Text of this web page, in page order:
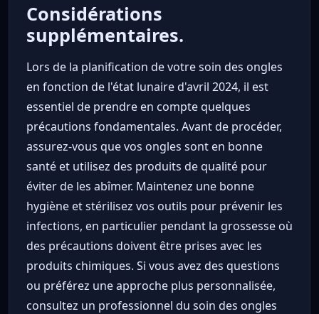
Considérations
supplémentaires.
Lors de la planification de votre soin des ongles
en fonction de l'état lunaire d'avril 2024, il est
essentiel de prendre en compte quelques
précautions fondamentales. Avant de procéder,
assurez-vous que vos ongles sont en bonne
santé et utilisez des produits de qualité pour
éviter de les abîmer. Maintenez une bonne
hygiène et stérilisez vos outils pour prévenir les
infections, en particulier pendant la grossesse où
des précautions doivent être prises avec les
produits chimiques. Si vous avez des questions
ou préférez une approche plus personnalisée,
consultez un professionnel du soin des ongles